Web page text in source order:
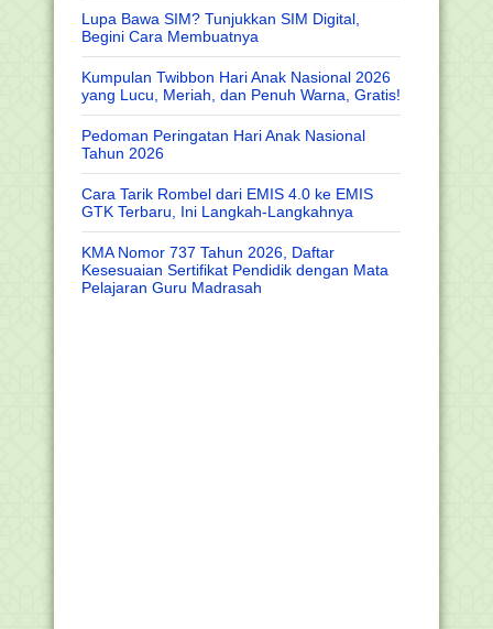
Lupa Bawa SIM? Tunjukkan SIM Digital,
Begini Cara Membuatnya
Kumpulan Twibbon Hari Anak Nasional 2026
yang Lucu, Meriah, dan Penuh Warna, Gratis!
Pedoman Peringatan Hari Anak Nasional
Tahun 2026
Cara Tarik Rombel dari EMIS 4.0 ke EMIS
GTK Terbaru, Ini Langkah-Langkahnya
KMA Nomor 737 Tahun 2026, Daftar
Kesesuaian Sertifikat Pendidik dengan Mata
Pelajaran Guru Madrasah